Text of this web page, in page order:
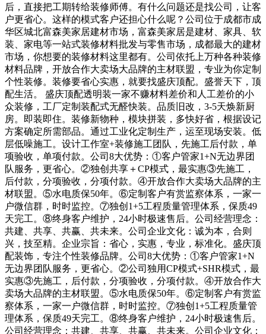
后，直接把工期转给装修师傅。有什么问题还是找公司，让客
户更省心。这样的模式客户还担心什么呢？公司位于成都市成
华区城北富森美家居建材市场，富森美家居是建材、家具、软
装、家电等一站式装修材料批发与零售市场，成都最大的建材
市场，你想要的装修材料这里都有。公司依托上万种各种装修
材料品牌，开放合作大卖场大品牌的主材联盟，专业为你定制
个性装修。装修要省心实惠，就要找盛庆顶配。盛誉天下，顶
配生活。 盛庆顶配透明装一家不赚材料差价和人工差价的小
众装修，工厂定制装配式无醛快装。品质旧改，3-5天焕新厨
房。即装即住。装修新物种，模块拼装，多快好省，根据设记
方案确定所需部品。通过工业化定制生产，运至现场安装。低
层低噪施工。设计工作室+装修施工团队，先施工后付款，单
项验收，单项付款。公司8大优势：①客户管家1+N无边界团
队服务，更省心。②独创共享＋CP模式，最实惠③先施工，
后付款，分项验收，分项付款。④开放合作大卖场大品牌的主
材联盟。⑤水电质保50年。⑥定制客户有赏监察体系，一家一
户微信群，时时监控。⑦独创1+5工程质量管理体系，保质49
天完工。⑧终身客户维护，24小时极速售后。公司经营理念：
共建、共享、共赢、共未来。公司企业文化：诚为本，合则
兴，技至精。企业宗旨：省心，实惠，专业，标准化。盛庆顶
配装饰，专注个性装修品牌。公司8大优势：①客户管家1+N
无边界团队服务，更省心。②公司独用CP模式+SHR模式，最
实惠③先施工，后付款，分项验收，分项付款。④开放合作大
卖场大品牌的主材联盟。⑤水电质保50年。⑥定制客户有赏监
察体系，一家一户微信群，时时监控。⑦独创1+5工程质量管
理体系，保质49天完工。⑧终身客户维护，24小时极速售后。
公司经营理念：共建、共享、共赢、共未来。公司企业文化：